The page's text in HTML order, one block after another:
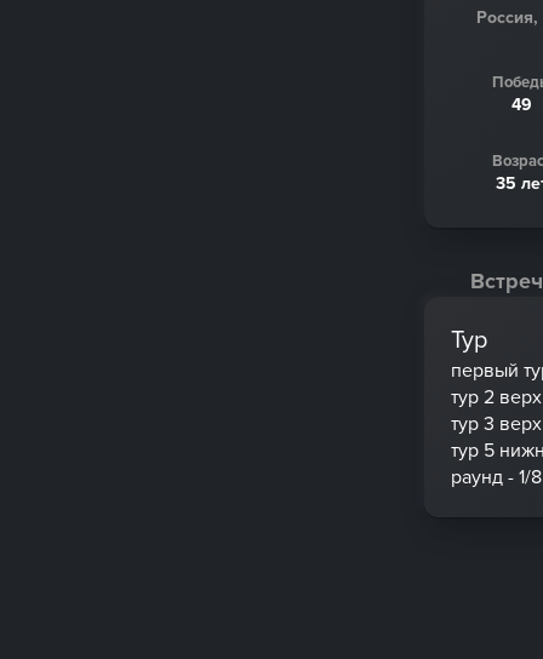
49
35
Тур
первый
тур 2
тур 3
тур 5
раунд - 1/8